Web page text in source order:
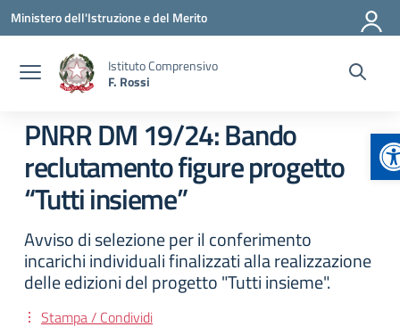
Vai ai contenuti
Vai al menu di navigazione
Vai al footer
Ministero dell'Istruzione e del Merito
Istituto Comprensivo
F. Rossi
PNRR DM 19/24: Bando
reclutamento figure progetto
“Tutti insieme”
Avviso di selezione per il conferimento
incarichi individuali finalizzati alla realizzazione
delle edizioni del progetto "Tutti insieme".
Stampa / Condividi